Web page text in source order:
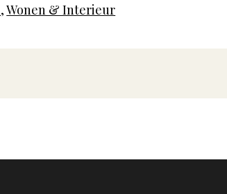
,Wonen & Interieur